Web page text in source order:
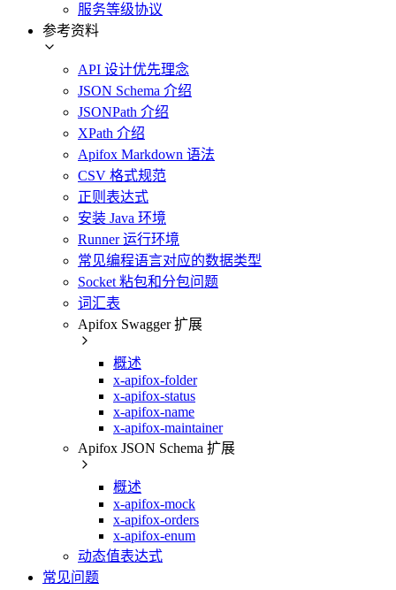
服务等级协议
参考资料
API 设计优先理念
JSON Schema 介绍
JSONPath 介绍
XPath 介绍
Apifox Markdown 语法
CSV 格式规范
正则表达式
安装 Java 环境
Runner 运行环境
常见编程语言对应的数据类型
Socket 粘包和分包问题
词汇表
Apifox Swagger 扩展
概述
x-apifox-folder
x-apifox-status
x-apifox-name
x-apifox-maintainer
Apifox JSON Schema 扩展
概述
x-apifox-mock
x-apifox-orders
x-apifox-enum
动态值表达式
常见问题